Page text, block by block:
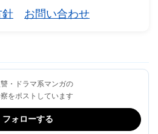
針
お問い合わせ
・ドラマ系マンガの
をポストしています
フォローする